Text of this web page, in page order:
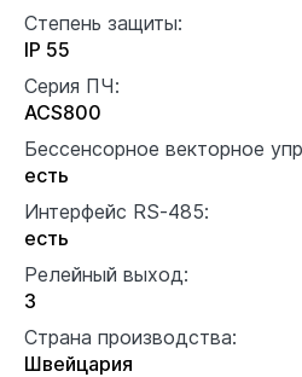
Степень защиты:
IP 55
Серия ПЧ:
ACS800
Бессенсорное векторное
есть
Интерфейс RS-485:
есть
Релейный выход:
3
Страна производства:
Швейцария